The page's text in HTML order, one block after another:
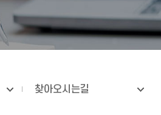
찾아오시는길